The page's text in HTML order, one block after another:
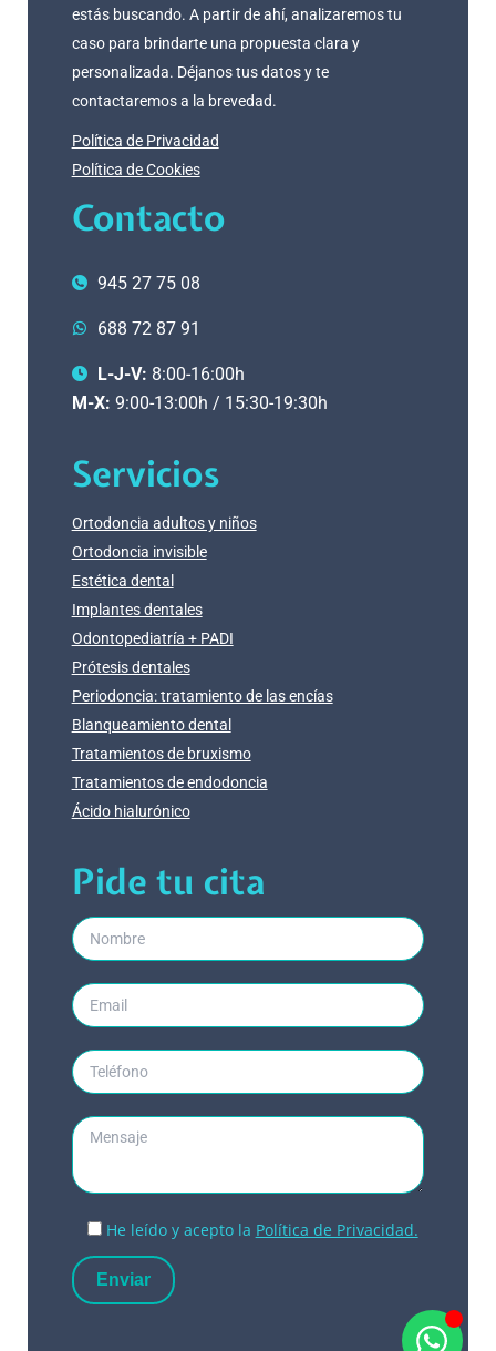
estás buscando. A partir de ahí, analizaremos tu
caso para brindarte una propuesta clara y
personalizada. Déjanos tus datos y te
contactaremos a la brevedad.
Política de Privacidad
Política de Cookies
Contacto
945 27 75 08
688 72 87 91
L-J-V: 8:00-16:00h
M-X: 9:00-13:00h / 15:30-19:30h
Servicios
Ortodoncia adultos y niños
Ortodoncia invisible
Estética dental
Implantes dentales
Odontopediatría + PADI
Prótesis dentales
Periodoncia: tratamiento de las encías
Blanqueamiento dental
Tratamientos de bruxismo
Tratamientos de endodoncia
Ácido hialurónico
Pide tu cita
He leído y acepto la Política de Privacidad.